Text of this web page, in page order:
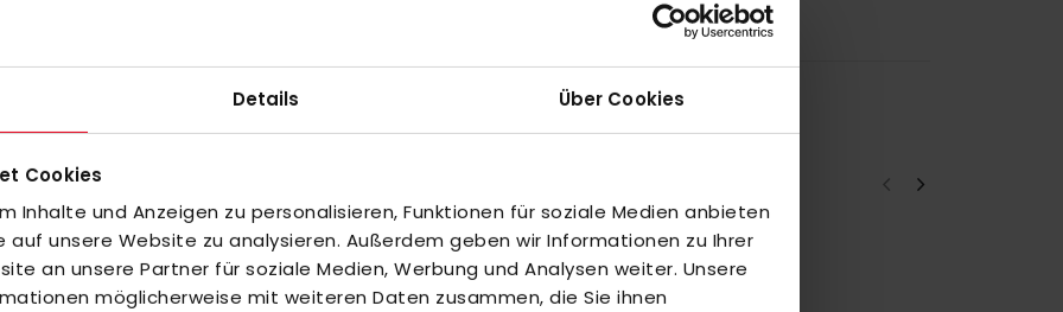
Details Über Cookies
Cookies
Inhalte und Anzeigen zu personalisieren, Funktionen für soziale Medien anbieten
auf unsere Website zu analysieren. Außerdem geben wir Informationen zu Ihrer
an unsere Partner für soziale Medien, Werbung und Analysen weiter. Unsere
möglicherweise mit weiteren Daten zusammen, die Sie ihnen
hand-protectors
oderAlle auswählen